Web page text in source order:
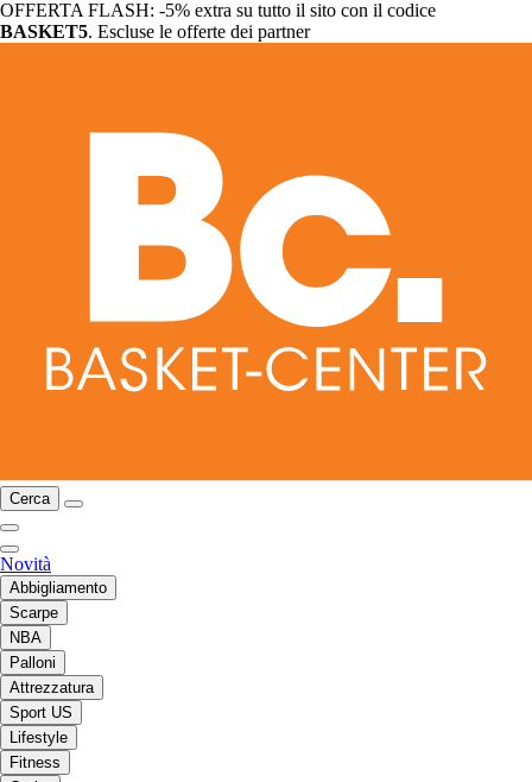
OFFERTA FLASH: -5% extra su tutto il sito con il codice
BASKET5. Escluse le offerte dei partner
Cerca
Novità
Abbigliamento
Scarpe
NBA
Palloni
Attrezzatura
Sport US
Lifestyle
Fitness